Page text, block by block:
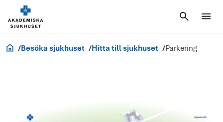
Akademiska.se
Besöka sjukhuset Hitta till sjukhuset Parkering